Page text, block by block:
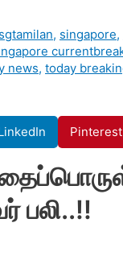
sgtamilan, singapore,
news, today
Pinterest
பலி..!!